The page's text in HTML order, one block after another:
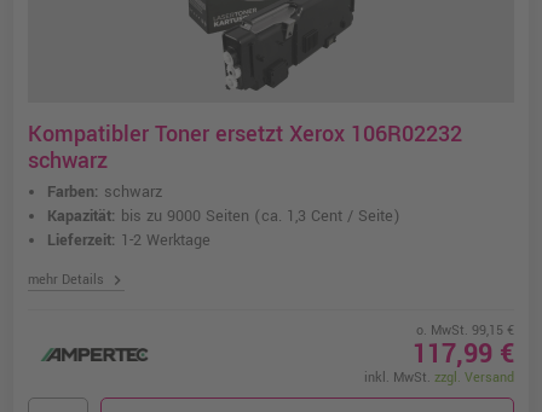
Kompatibler Toner ersetzt Xerox 106R02232
schwarz
Farben: schwarz
Kapazität: bis zu 9000 Seiten (ca. 1,3 Cent / Seite)
Lieferzeit: 1-2 Werktage
mehr Details chevron_right
o. MwSt. 99,15 €
117,99 €
inkl. MwSt. zzgl. Versand